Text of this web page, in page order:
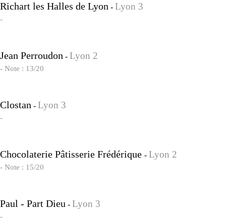
Richart les Halles de Lyon - Lyon 3
-
Jean Perroudon - Lyon 2
- Note : 13/20
Clostan - Lyon 3
-
Chocolaterie Pâtisserie Frédérique - Lyon 2
- Note : 15/20
Paul - Part Dieu - Lyon 3